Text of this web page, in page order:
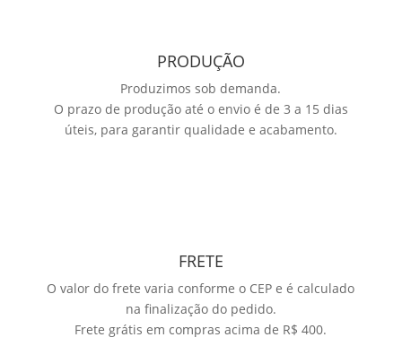
PRODUÇÃO
Produzimos sob demanda.
O prazo de produção até o envio é de 3 a 15 dias
úteis, para garantir qualidade e acabamento.
FRETE
O valor do frete varia conforme o CEP e é calculado
na finalização do pedido.
Frete grátis em compras acima de R$ 400.